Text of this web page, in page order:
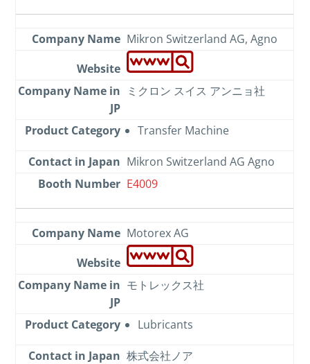
Mikron Switzerland AG, Agno
ミクロン スイス アンニョ社
Transfer Machine
Mikron Switzerland AG Agno
E4009
Motorex AG
モトレックス社
Lubricants
株式会社ノア